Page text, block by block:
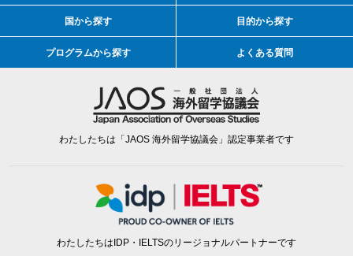
国から探す 目的から探す
プログラムから探す よくある質問
わたしたちは「JAOS 海外留学協議会」認定事業者です
わたしたちはIDP・IELTSのリージョナルパートナーです